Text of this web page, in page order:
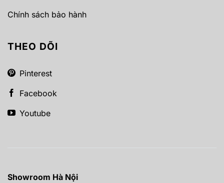
Chính sách bảo hành
THEO DÕI
Pinterest
Facebook
Youtube
Showroom Hà Nội